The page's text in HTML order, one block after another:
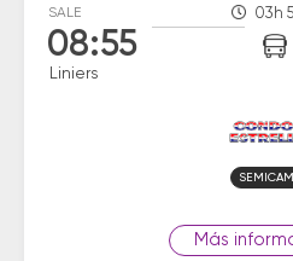
SALE
08:55
Liniers
03h